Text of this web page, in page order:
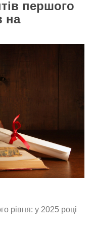
першого
на
рівня: у 2025 році